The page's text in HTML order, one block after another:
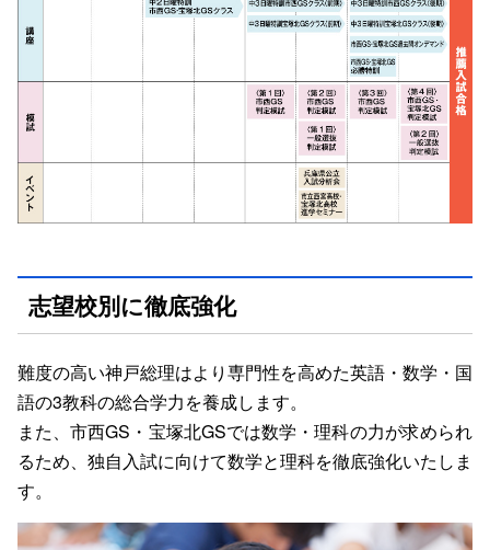
志望校別に徹底強化
難度の高い神戸総理はより専門性を高めた英語・数学・国
語の3教科の総合学力を養成します。
また、市西GS・宝塚北GSでは数学・理科の力が求められ
るため、独自入試に向けて数学と理科を徹底強化いたしま
す。